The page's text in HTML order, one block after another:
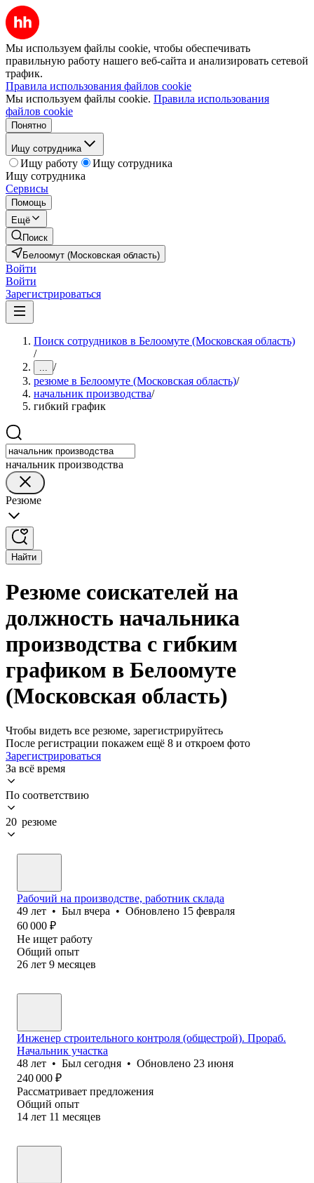
Мы используем файлы cookie, чтобы обеспечивать
правильную работу нашего веб-сайта и анализировать сетевой
трафик.
Правила использования файлов cookie
Мы используем файлы cookie. Правила использования
файлов cookie
Понятно
Ищу сотрудника
Ищу работу
Ищу сотрудника
Ищу сотрудника
Сервисы
Помощь
Ещё
Поиск
Белоомут (Московская область)
Войти
Войти
Зарегистрироваться
Поиск сотрудников в Белоомуте (Московская область)
/
... /
резюме в Белоомуте (Московская область)/
начальник производства/
гибкий график
начальник производства
Резюме
Найти
Резюме соискателей на
должность начальника
производства с гибким
графиком в Белоомуте
(Московская область)
Чтобы видеть все резюме, зарегистрируйтесь
После регистрации покажем ещё 8 и откроем фото
Зарегистрироваться
За всё время
По соответствию
20 резюме
Рабочий на производстве, работник склада
49 лет • Был вчера • Обновлено 15 февраля
60 000 ₽
Не ищет работу
Общий опыт
26 лет 9 месяцев
Инженер строительного контроля (общестрой). Прораб.
Начальник участка
48 лет • Был сегодня • Обновлено 23 июня
240 000 ₽
Рассматривает предложения
Общий опыт
14 лет 11 месяцев